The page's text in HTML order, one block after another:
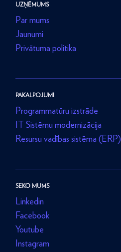
UZŅĒMUMS
Par mums
Jaunumi
Privātuma politika
PAKALPOJUMI
Programmatūru izstrāde
IT Sistēmu modernizācija
Resursu vadības sistēma (ERP)
SEKO MUMS
Linkedin
Facebook
Youtube
Instagram